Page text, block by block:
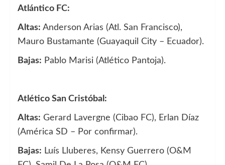
Atlántico FC:
Altas: Anderson Arias (Atl. San Francisco),
Mauro Bustamante (Guayaquil City – Ecuador).
Bajas: Pablo Marisi (Atlético Pantoja).
Atlético San Cristóbal:
Altas: Gerard Lavergne (Cibao FC), Erlan Díaz
(América SD – Por confirmar).
Bajas: Luís Lluberes, Kensy Guerrero (O&M